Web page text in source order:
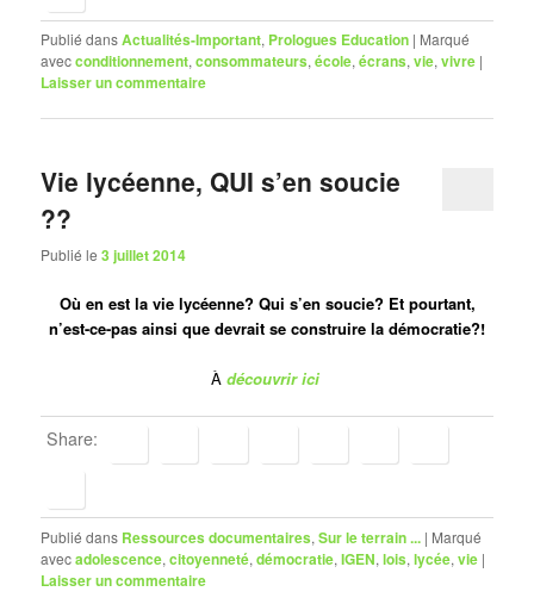
Publié dansActualités-Important, Prologues Education | Marqué
avecconditionnement,consommateurs,école,écrans,vie,vivre |
Laisser un commentaire
Vie lycéenne, QUI s’en soucie
??
Publié le3 juillet 2014
Où en est la vie lycéenne? Qui s’en soucie? Et pourtant,
n’est-ce-pas ainsi que devrait se construire la démocratie?!
À découvrir ici
Share:
Publié dans Ressources documentaires,Sur le terrain ... | Marqué
avecadolescence,citoyenneté,démocratie,IGEN,lois,lycée,vie |
Laisser un commentaire